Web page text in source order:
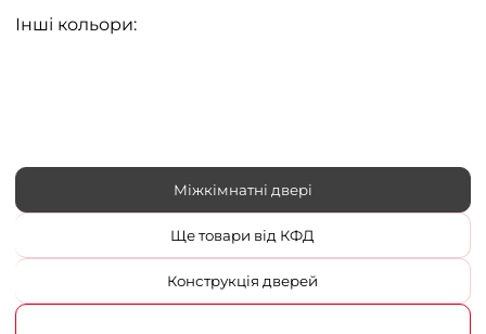
Інші кольори:
Міжкімнатні двері
Ще товари від КФД
Конструкція дверей